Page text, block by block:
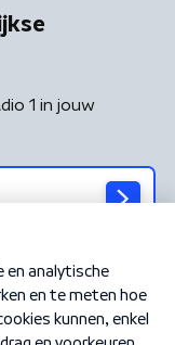
1 in jouw